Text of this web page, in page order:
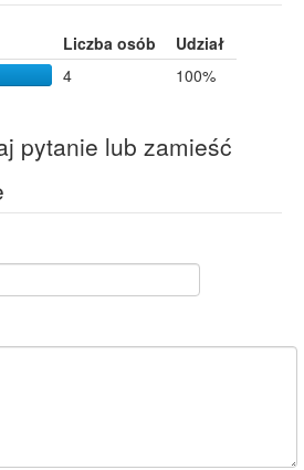
Liczba osób
Udział
4 100%
pytanie lub zamieść